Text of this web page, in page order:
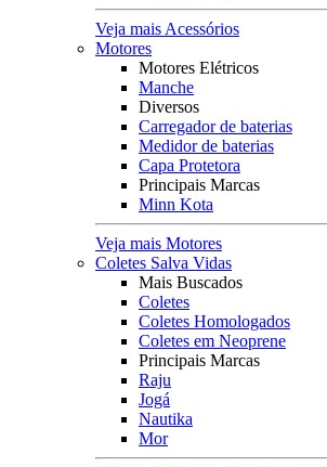
Veja mais Acessórios
Motores
Motores Elétricos
Manche
Diversos
Carregador de baterias
Medidor de baterias
Capa Protetora
Principais Marcas
Minn Kota
Veja mais Motores
Coletes Salva Vidas
Mais Buscados
Coletes
Coletes Homologados
Coletes em Neoprene
Principais Marcas
Raju
Jogá
Nautika
Mor